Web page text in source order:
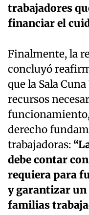
trabajadores
financiar el
Finalmente, la
concluyó
que la Sala
recursos
derecho
trabajadoras:
debe contar
requiera para
y garantizar un
familias